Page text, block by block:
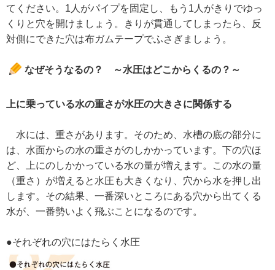
てください。1人がパイプを固定し、もう1人がきりでゆっ
くりと穴を開けましょう。きりが貫通してしまったら、反
対側にできた穴は布ガムテープでふさぎましょう。
なぜそうなるの？ ～水圧はどこからくるの？～
上に乗っている水の重さが水圧の大きさに関係する
水には、重さがあります。そのため、水槽の底の部分に
は、水面からの水の重さがのしかかっています。下の穴ほ
ど、上にのしかかっている水の量が増えます。この水の量
（重さ）が増えると水圧も大きくなり、穴から水を押し出
します。その結果、一番深いところにある穴から出てくる
水が、一番勢いよく飛ぶことになるのです。
●それぞれの穴にはたらく水圧